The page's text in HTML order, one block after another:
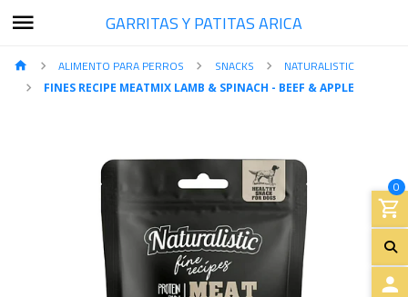
GARRITAS Y PATITAS ARICA
0
ALIMENTO PARA PERROS SNACKS NATURALISTIC
FINES RECIPE MEATMIX LAMB & SPINACH - BEEF & APPLE